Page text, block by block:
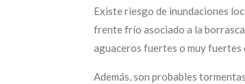
Existe riesgo de inundaciones
frente frío asociado a la
aguaceros fuertes o muy fuertes
Además, son probables